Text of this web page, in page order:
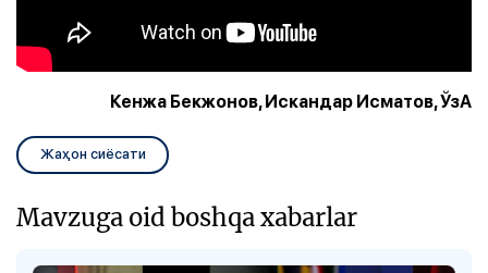
Кенжа Бекжонов, Искандар Исматов, ЎзА
Жаҳон сиёсати
Mavzuga oid boshqa xabarlar